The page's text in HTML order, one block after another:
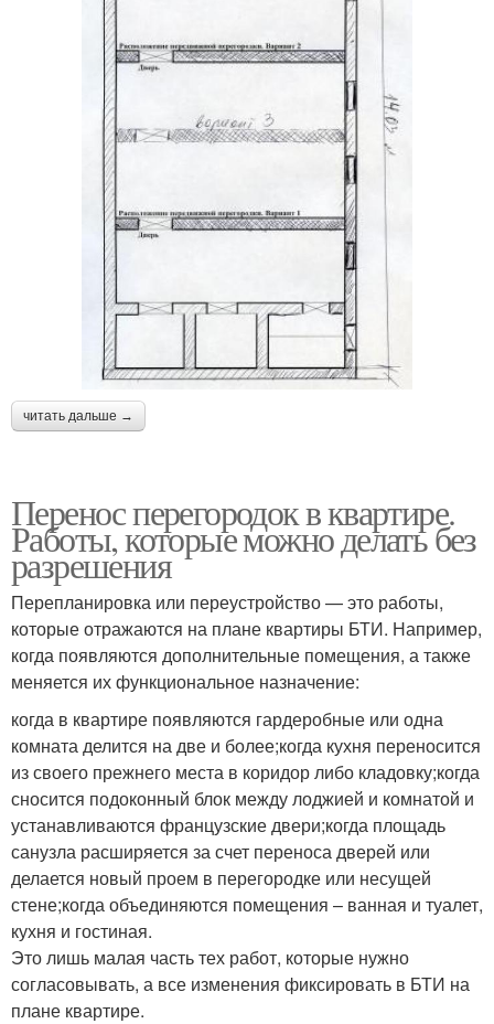
читать дальше →
Перенос перегородок в квартире.
Работы, которые можно делать без
разрешения
Перепланировка или переустройство — это работы,
которые отражаются на плане квартиры БТИ. Например,
когда появляются дополнительные помещения, а также
меняется их функциональное назначение:
когда в квартире появляются гардеробные или одна
комната делится на две и более;когда кухня переносится
из своего прежнего места в коридор либо кладовку;когда
сносится подоконный блок между лоджией и комнатой и
устанавливаются французские двери;когда площадь
санузла расширяется за счет переноса дверей или
делается новый проем в перегородке или несущей
стене;когда объединяются помещения – ванная и туалет,
кухня и гостиная.
Это лишь малая часть тех работ, которые нужно
согласовывать, а все изменения фиксировать в БТИ на
плане квартире.